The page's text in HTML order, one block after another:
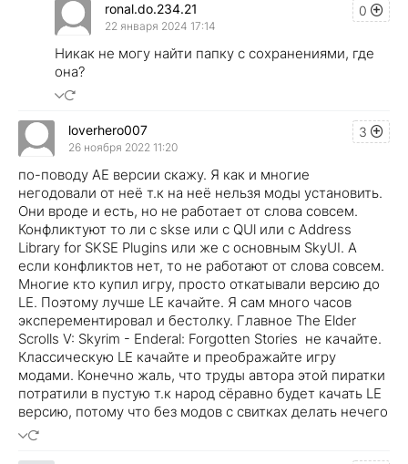
0
ronal.do.234.21
22 января 2024 17:14
Никак не могу найти папку с сохранениями, где
она?
3
loverhero007
26 ноября 2022 11:20
по-поводу AE версии скажу. Я как и многие
негодовали от неё т.к на неё нельзя моды установить.
Они вроде и есть, но не работает от слова совсем.
Конфликтуют то ли с skse или с QUl или с Address
Library for SKSE Plugins или же с основным SkyUI. А
если конфликтов нет, то не работают от слова совсем.
Многие кто купил игру, просто откатывали версию до
LE. Поэтому лучше LE качайте. Я сам много часов
эксперементировал и бестолку. Главное The Elder
Scrolls V: Skyrim - Enderal: Forgotten Stories не качайте.
Классическую LE качайте и преображайте игру
модами. Конечно жаль, что труды автора этой пиратки
потратили в пустую т.к народ сёравно будет качать LE
версию, потому что без модов с свитках делать нечего